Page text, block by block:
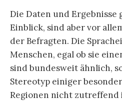
Die Daten und Ergebnisse
Einblick, sind aber vor
der Befragten. Die
Menschen, egal ob sie
sind bundesweit ähnlich,
Stereotyp einiger
Regionen nicht zutreffend